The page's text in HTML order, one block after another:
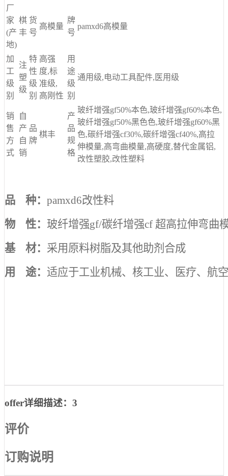
厂
家
(产
地)
棋
丰
货
号
高模量
牌
号
pamxd6高模量
加
工
级
别
注
塑
级
特
性
级
别
高强
度,标
准级,
高刚性
用
途
级
别
通用级,电动工具配件,医用级
销
售
方
式
自
产
自
销
品
牌
棋丰
产
品
规
格
玻纤增强gf50%本色,玻纤增强gf60%本色,
玻纤增强gf50%黑色色,玻纤增强gf60%黑
色,碳纤增强cf30%,碳纤增强cf40%,高拉
伸模量,高弯曲模量,高硬度,替代金属铝,
改性塑胶,改性塑料
品 种： pamxd6改性料
物 性： 玻纤增强gf/碳纤增强cf 超高拉伸弯曲
基 材： 采用原料树脂及其他助剂合成
用 途： 适应于工业机械、核工业、医疗、航
offer详细描述：3
评价
订购说明